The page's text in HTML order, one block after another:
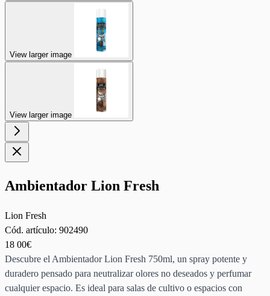
View larger image
View larger image
Ambientador Lion Fresh
Lion Fresh
Cód. artículo: 902490
18 00€
Descubre el Ambientador Lion Fresh 750ml, un spray potente y
duradero pensado para neutralizar olores no deseados y perfumar
cualquier espacio. Es ideal para salas de cultivo o espacios con